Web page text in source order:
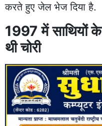
करते हुए जेल भेज दिया है.
1997 में साथियों
थी चोरी